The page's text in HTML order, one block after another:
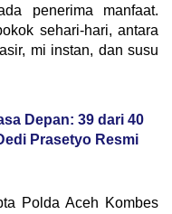
penerima manfaat.
sehari-hari, antara
mi instan, dan susu
Depan: 39 dari 40
Prasetyo Resmi
Polda Aceh Kombes